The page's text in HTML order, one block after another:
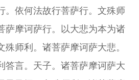
。依何法故行菩萨行。文殊师
萨摩诃萨行。以大悲为本为诸
师利。诸菩萨摩诃萨大悲。
答言。天子。诸菩萨摩诃萨大